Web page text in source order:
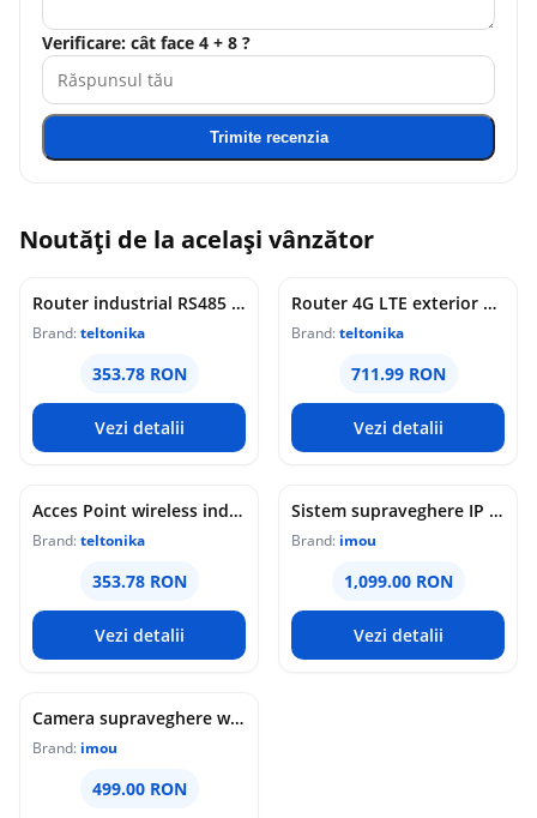
Verificare: cât face 4 + 8 ?
Trimite recenzia
Noutăți de la același vânzător
Router industrial RS485 Teltonika RUT145, WiFi 4, 2x porturi Ethernet 10/100 Mbps, 1x RP-SMA, PoE pasiv, maganement de la distanta, montaj sina DIN
Brand:teltonika
353.78 RON
Vezi detalii
Router 4G LTE exterior Teltonika OTD144, WiFi, Cat 4, 150 Mbps, 2x porturi Ethernet, dual SIM, PoE, management de la distanta
Brand:teltonika
711.99 RON
Vezi detalii
Acces Point wireless industrial Teltonika DAP145, RS485, WiFi 4, Mesh, STA, 1x antena RP-SMA, 2x LAN 10/100 Mbps, PoE pasiv, sina DIN
Brand:teltonika
353.78 RON
Vezi detalii
Sistem supraveghere IP WiFi 6 cu panou solar Imou Full Color AOV AIR 2, 2 camere, 5MP, slot card, microfon/difuzor, IR/lumina alba 15m, 5000mAh, detectie om/vehicul, sirena
Brand: imou
1,099.00 RON
Vezi detalii
Camera supraveghere wireless IP PT Imou Titan Pro 4G LTE Active Deterrence IPC-U7LP-6T0T, 6 MP, 3.6 mm, IR 30 m, microfon si difuzor, slot card, night vision color, auto-tracking, detectie miscare, alarma, PoE
Brand: imou
499.00 RON